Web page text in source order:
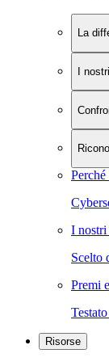
La
I
I
Scelto
Premi
Risorse